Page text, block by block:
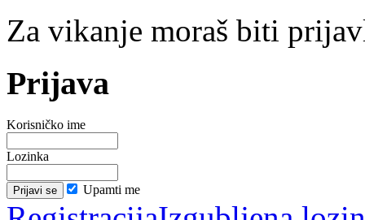
Za vikanje moraš biti
Prijava
Korisničko ime
Lozinka
Upamti me